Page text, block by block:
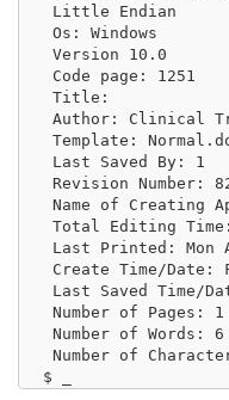
Little Endian
Os: Windows
Version 10.0
Code page: 1251
Title:
Author: Clinical
Template:
Last Saved By: 1
Revision Number:
Name of Creating
Total Editing
Last Printed: Mon
Create Time/Date:
Last Saved Time/
Number of Pages: 1
Number of Words: 6
Number of